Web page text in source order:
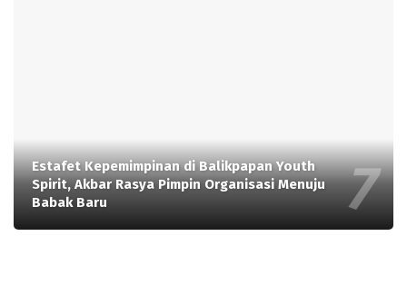
Estafet Kepemimpinan di Balikpapan Youth
Spirit, Akbar Rasya Pimpin Organisasi Menuju
Babak Baru